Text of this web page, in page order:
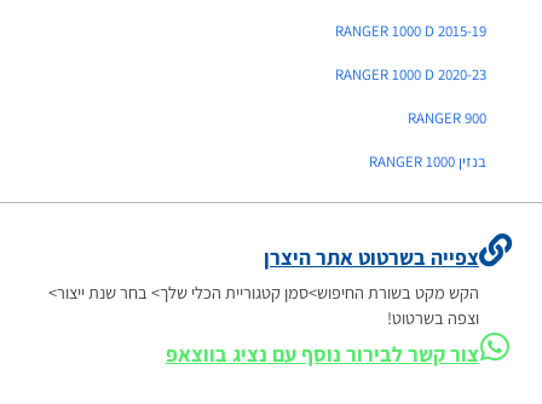
RANGER 1000 D 2015-19
RANGER 1000 D 2020-23
RANGER 900
בנזין RANGER 1000
צפייה בשרטוט אתר היצרן
הקש מקט בשורת החיפוש>סמן קטגוריית הכלי שלך> בחר שנת ייצור>
וצפה בשרטוט!
צור קשר לבירור נוסף עם נציג בווצאפ